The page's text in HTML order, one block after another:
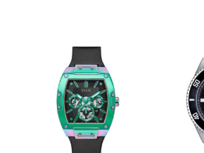
era:
$ 1.515.000.
$ 1.200.000.